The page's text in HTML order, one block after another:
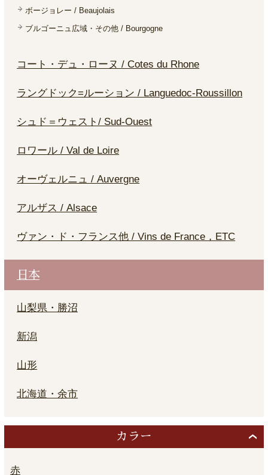
ボージョレー / Beaujolais
ブルゴーニュ広域・その他 / Bourgogne
コート・デュ・ローヌ / Cotes du Rhone
ラングドック=ルーション / Languedoc-Roussillon
シュド＝ウェスト/ Sud-Ouest
ロワール / Val de Loire
オーヴェルニュ / Auvergne
アルザス / Alsace
ヴァン・ド・フランス他 / Vins de France，ETC
日本
山梨県・勝沼
新潟
山形
北海道・余市
カラー
赤